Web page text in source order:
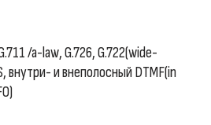
/a-law, G.726, G.722(wide-
внутри- и внеполосный DTMF(in